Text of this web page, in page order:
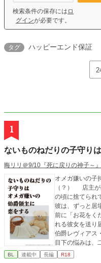
検索条件の保存には ロ
グインが必要です。
タグ ハッピーエンド保証
1
ないものねだりの子守り
晦リリ＠9/10『死に戻りの神子～
オメガ嫌いの子
（？） 店主が
の頃に捨てられ
彼は、ずっと居
前に「お花をく
れる彼女を送り
伯爵レヴィアス
目下の悩みは、
しかしひょんな
BL 連載中 長編 R18